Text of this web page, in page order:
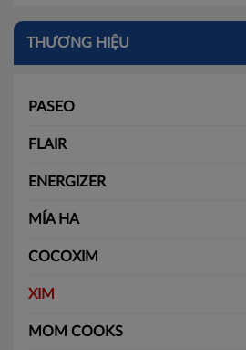
THƯƠNG HIỆU
PASEO
FLAIR
ENERGIZER
MÍA HA
COCOXIM
XIM
MOM COOKS